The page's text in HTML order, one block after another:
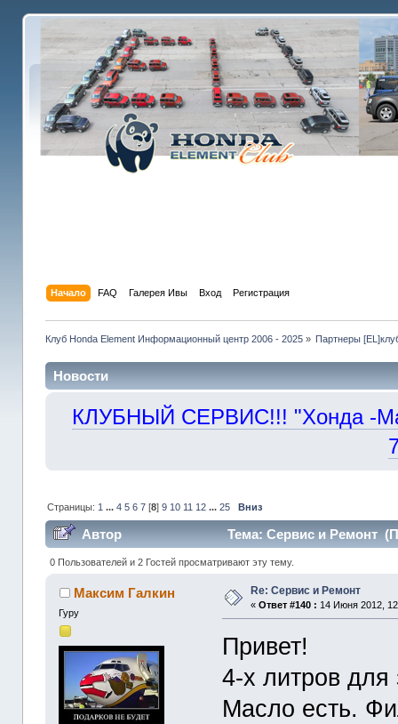
Начало FAQ Галерея Ивы Вход Регистрация
Клуб Honda Element Информационный центр 2006 - 2025» Партнеры
Новости
КЛУБНЫЙ СЕРВИС!!! "Хонда -
Страницы: 1 ... 4 5 6 7[8] 9 10 11 12 ... 25 Вниз
Автор Тема: Сервис и Ремонт
0 Пользователей и 2 Гостей просматривают эту тему.
Максим Галкин
Гуру
Re: Сервис и Ремонт
«Ответ #140 : 14 Июня 2012,
Привет!
4-х литров для
Масло есть.